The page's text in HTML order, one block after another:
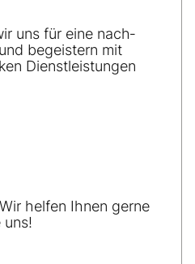
uns für eine nach­
begeistern mit
Dienstleistungen
helfen Ihnen gerne
uns!